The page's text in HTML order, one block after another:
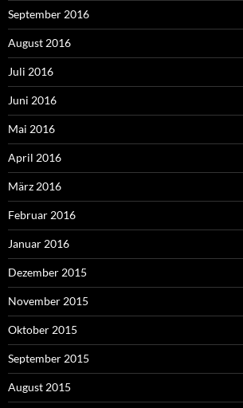
September 2016
August 2016
Juli 2016
Juni 2016
Mai 2016
April 2016
März 2016
Februar 2016
Januar 2016
Dezember 2015
November 2015
Oktober 2015
September 2015
August 2015